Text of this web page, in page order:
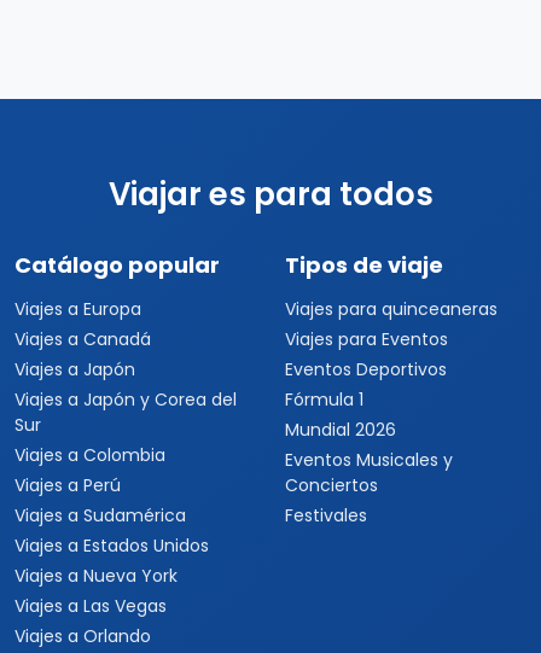
Viajar es para todos
Catálogo popular
Viajes a Europa
Viajes a Canadá
Viajes a Japón
Viajes a Japón y Corea del
Sur
Viajes a Colombia
Viajes a Perú
Viajes a Sudamérica
Viajes a Estados Unidos
Viajes a Nueva York
Viajes a Las Vegas
Viajes a Orlando
Tipos de viaje
Viajes para quinceaneras
Viajes para Eventos
Eventos Deportivos
Fórmula 1
Mundial 2026
Eventos Musicales y
Conciertos
Festivales